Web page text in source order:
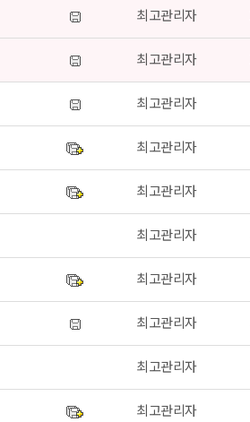
최고관리자
최고관리자
최고관리자
최고관리자
최고관리자
최고관리자
최고관리자
최고관리자
최고관리자
최고관리자